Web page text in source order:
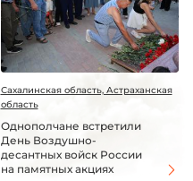
Сахалинская область, Астраханская
область
Однополчане встретили
День Воздушно-
десантных войск России
на памятных акциях